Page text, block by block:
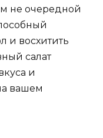
не очередной
и восхитить
салат
и
вашем